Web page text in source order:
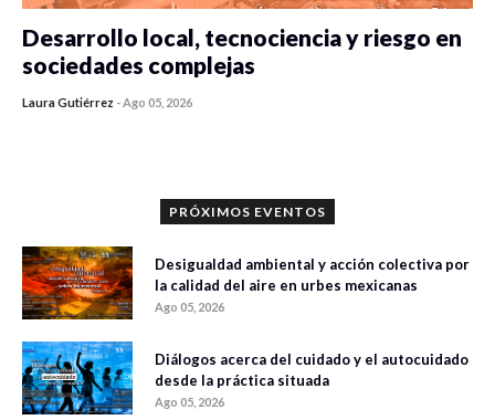
Desarrollo local, tecnociencia y riesgo en
sociedades complejas
Laura Gutiérrez -Ago 05, 2026
PRÓXIMOS EVENTOS
Desigualdad ambiental y acción colectiva por
la calidad del aire en urbes mexicanas
Ago 05, 2026
Diálogos acerca del cuidado y el autocuidado
desde la práctica situada
Ago 05, 2026